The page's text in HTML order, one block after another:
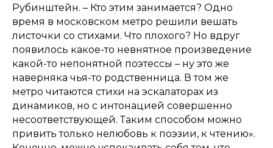
Рубинштейн. – Кто этим занимается? Одно
время в московском метро решили вешать
листочки со стихами. Что плохого? Но вдруг
появилось какое-то невнятное произведение
какой-то непонятной поэтессы – ну это же
наверняка чья-то родственница. В том же
метро читаются стихи на эскалаторах из
динамиков, но с интонацией совершенно
несоответствующей. Таким способом можно
привить только нелюбовь к поэзии, к чтению».